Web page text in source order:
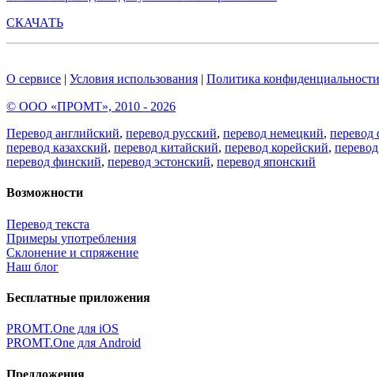
СКАЧАТЬ
О сервисе | Условия использования | Политика конфиденциальности
© ООО «ПРОМТ», 2010 - 2026
Перевод английский, перевод русский, перевод немецкий, перевод
перевод казахский, перевод китайский, перевод корейский,
перевод финский, перевод эстонский, перевод японский
Возможности
Перевод текста
Примеры употребления
Склонение и спряжение
Наш блог
Бесплатные приложения
PROMT.One для iOS
PROMT.One для Android
Предложения